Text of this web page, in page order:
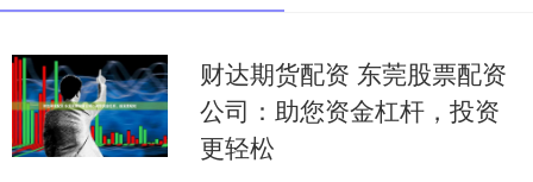
财达期货配资 东莞股票配资
公司：助您资金杠杆，投资
更轻松